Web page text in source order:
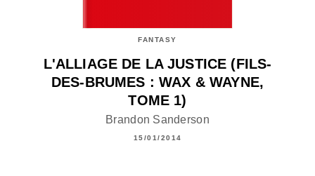
FANTASY
L'ALLIAGE DE LA JUSTICE (FILS-
DES-BRUMES : WAX & WAYNE,
TOME 1)
Brandon Sanderson
15/01/2014